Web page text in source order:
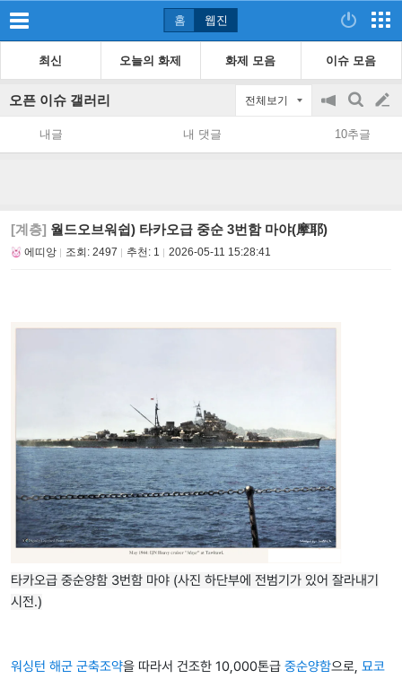
홈 웹진
최신 오늘의 화제 화제 모음 이슈 모음
오픈 이슈 갤러리 전체보기
공
지
on/off
검
색
글
쓰
내글 내 댓글 10추글
[계층] 월드오브워쉽) 타카오급 중순 3번함 마야(摩耶)
에띠앙 조회: 2497 추천: 1 2026-05-11 15:28:41
타카오급 중순양함 3번함 마야 (사진 하단부에 전범기가 있어 잘라내기
시전.)
워싱턴 해군 군축조약을 따라서 건조한 10,000톤급 중순양함으로, 묘코